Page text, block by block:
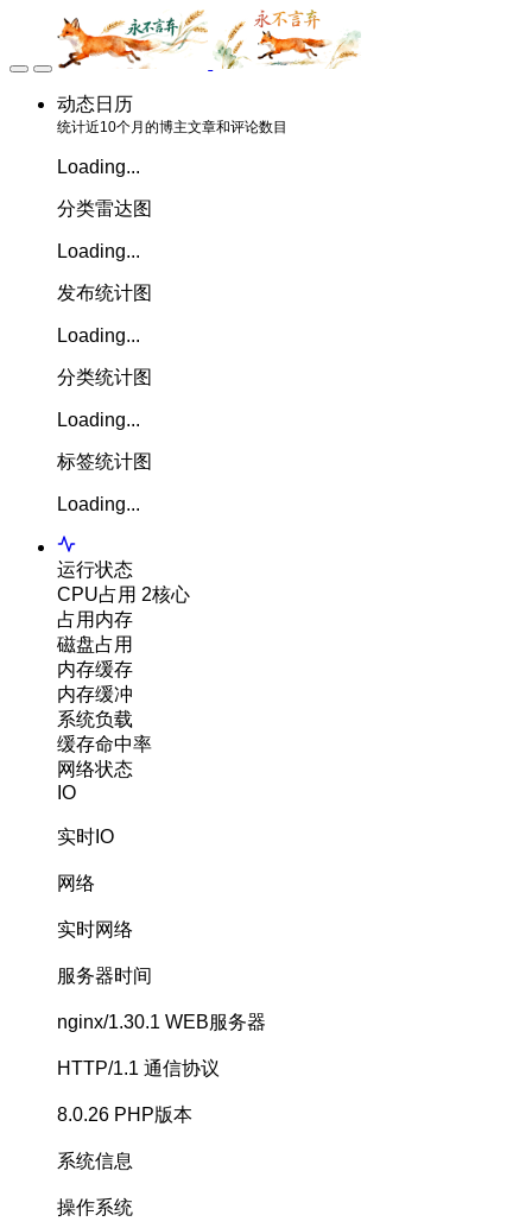
动态日历
统计近10个月的博主文章和评论数目
Loading...
分类雷达图
Loading...
发布统计图
Loading...
分类统计图
Loading...
标签统计图
Loading...
运行状态
CPU占用 2核心
占用内存
磁盘占用
内存缓存
内存缓冲
系统负载
缓存命中率
网络状态
IO
实时IO
网络
实时网络
服务器时间
nginx/1.30.1 WEB服务器
HTTP/1.1 通信协议
8.0.26 PHP版本
系统信息
操作系统